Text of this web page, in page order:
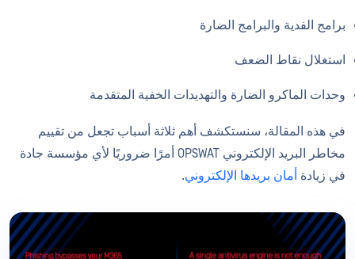
برامج الفدية والبرامج الضارة
استغلال نقاط الضعف
وحدات الماكرو الضارة والتهديدات الخفية المتقدمة
في هذه المقالة، سنستكشف أهم ثلاثة أسباب تجعل من تقييم
مخاطر البريد الإلكتروني OPSWAT أمرًا ضروريًا لأي مؤسسة جادة
في زيادة أمان بريدها الإلكتروني.